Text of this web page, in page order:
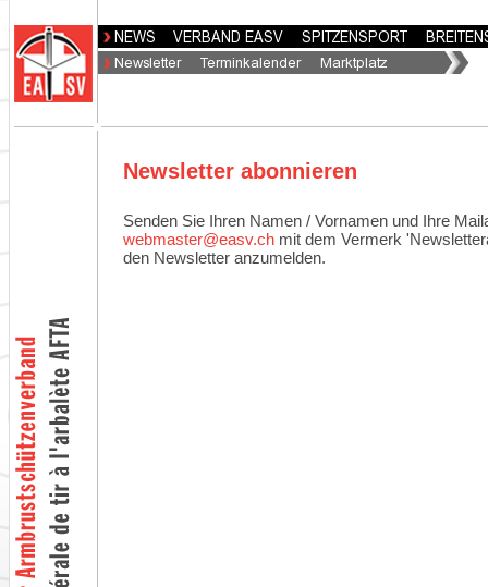
Newsletter abonnieren
Senden Sie Ihren Namen / Vornamen und Ihre
webmaster@easv.ch mit dem Vermerk
den Newsletter anzumelden.